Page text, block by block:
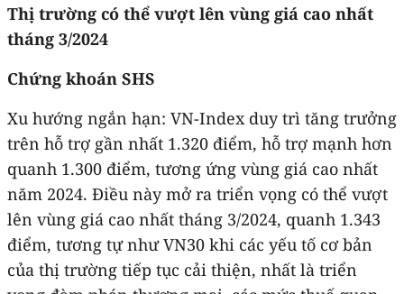
Thị trường có thể vượt lên vùng giá cao nhất
tháng 3/2024
Chứng khoán SHS
Xu hướng ngắn hạn: VN-Index duy trì tăng trưởng
trên hỗ trợ gần nhất 1.320 điểm, hỗ trợ mạnh hơn
quanh 1.300 điểm, tương ứng vùng giá cao nhất
năm 2024. Điều này mở ra triển vọng có thể vượt
lên vùng giá cao nhất tháng 3/2024, quanh 1.343
điểm, tương tự như VN30 khi các yếu tố cơ bản
của thị trường tiếp tục cải thiện, nhất là triển